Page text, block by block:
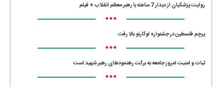
روایت پزشکیان از دیدار 7 ساعته با رهبر معظم انقلاب + فیلم
•••
پرچم فلسطین در جشنواره لوکارنو بالا رفت
•••
ثبات و امنیت امروز جامعه به برکت رهنمودهای رهبر شهید است
•••